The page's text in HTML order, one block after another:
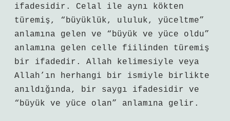
ifadesidir. Celal ile aynı kökten
türemiş, “büyüklük, ululuk, yüceltme”
anlamına gelen ve “büyük ve yüce oldu”
anlamına gelen celle fiilinden türemiş
bir ifadedir. Allah kelimesiyle veya
Allah’ın herhangi bir ismiyle birlikte
anıldığında, bir saygı ifadesidir ve
“büyük ve yüce olan” anlamına gelir.